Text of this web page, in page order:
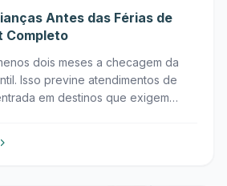
Antes das Férias de
Completo
dois meses a checagem da
Isso previne atendimentos de
em destinos que exigem